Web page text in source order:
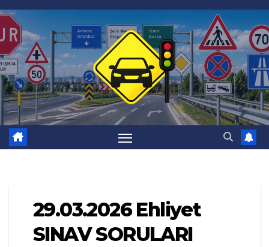
Skip
to
content
29.03.2026 Ehliyet
SINAV SORULARI